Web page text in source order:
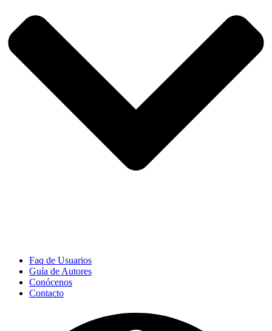
Faq de Usuarios
Guía de Autores
Conócenos
Contacto